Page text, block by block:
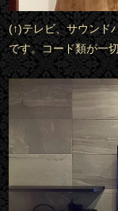
(↑)テレビ、サウンド
です。コード類が一